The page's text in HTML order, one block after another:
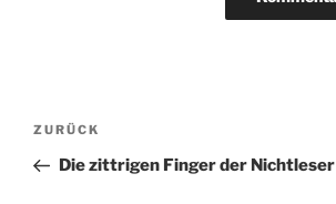
Beitragsnavigation
Vorheriger
Beitrag
ZURÜCK
Die zittrigen Finger der Nichtleser